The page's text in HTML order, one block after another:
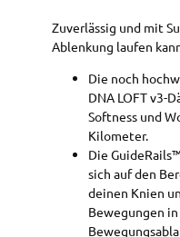
Zuverlässig und mit
Ablenkung laufen
Die noch
DNA LOFT v3-
Softness und
Kilometer.
Die
sich auf den
deinen Knien
Bewegungen